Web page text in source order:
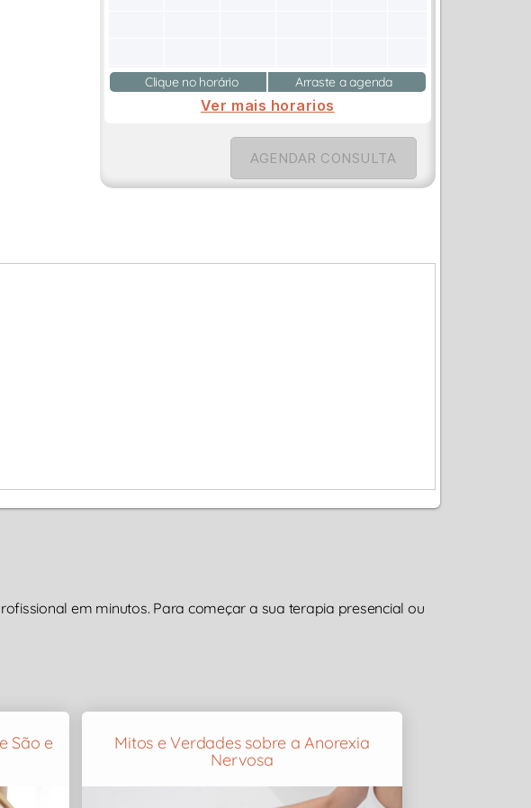
Clique no horário Arraste a agenda
Ver mais horarios
AGENDAR CONSULTA
em minutos. Para começar a sua terapia presencial ou
São e
Mitos e Verdades sobre a Anorexia
Nervosa